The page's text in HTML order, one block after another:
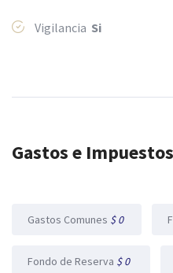
Vigilancia Si
Gastos e Impuestos
Gastos Comunes $ 0
Fondo de Reserva $ 0